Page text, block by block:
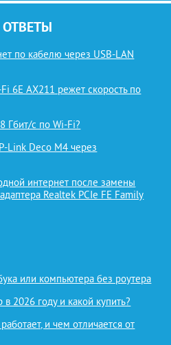
по кабелю через USB-LAN
6E AX211 режет скорость по
Гбит/с по Wi-Fi?
Link Deco M4 через
интернет после замены
Realtek PCIe FE Family
или компьютера без роутера
2026 году и какой купить?
и чем отличается от